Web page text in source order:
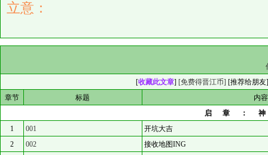
立意：
[收藏此文章] [免费得晋江币] [推荐给朋友
章节
标题
内
启章：
1
001
开坑大吉
2
002
接收地图ING